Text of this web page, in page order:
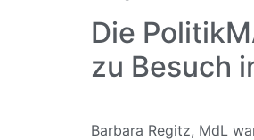
Die
zu Besuch
Barbara Regitz, MdL